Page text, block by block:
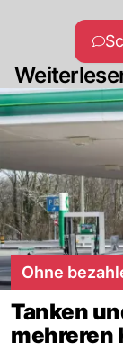
Ohne
Tanken
mehreren